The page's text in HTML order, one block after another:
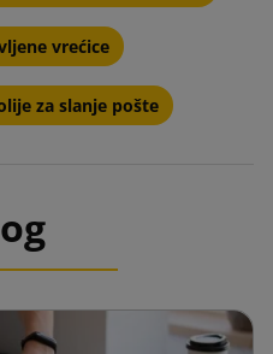
vrećice
za slanje pošte